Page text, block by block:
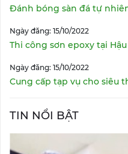
Đánh bóng sàn đá tự
Ngày đăng: 15/10/2022
Thi công sơn epoxy tại
Ngày đăng: 15/10/2022
Cung cấp tạp vụ cho siêu
TIN NỔI BẬT